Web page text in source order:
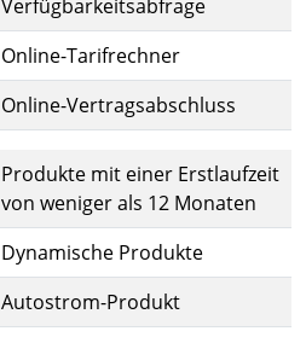
Verfügbarkeitsabfrage
Online-Tarifrechner
Online-Vertragsabschluss
Produkte mit einer Erstlaufzeit
von weniger als 12 Monaten
Dynamische Produkte
Autostrom-Produkt